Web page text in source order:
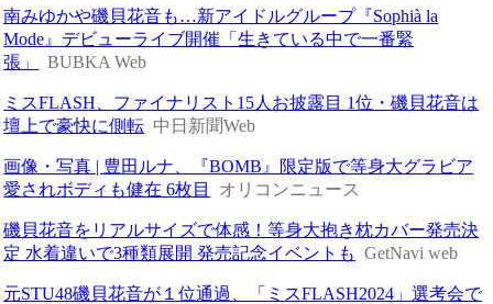
南みゆかや磯貝花音も…新アイドルグループ『Sophià la
Mode』デビューライブ開催「生きている中で一番緊
張」
BUBKA Web
ミスFLASH、ファイナリスト15人お披露目 1位・磯貝花音は
壇上で豪快に側転 中日新聞Web
画像・写真 | 豊田ルナ、『BOMB』限定版で等身大グラビア
愛されボディも健在 6枚目
オリコンニュース
磯貝花音をリアルサイズで体感！等身大抱き枕カバー発売決
定 水着違いで3種類展開 発売記念イベントも GetNavi web
元STU48磯貝花音が１位通過、「ミスFLASH2024」選考会で